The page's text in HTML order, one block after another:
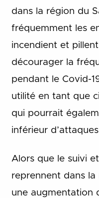
dans la région du
fréquemment les
incendient et
décourager la
pendant le Covid-
utilité en tant que
qui pourrait
inférieur
Alors que le suivi
reprennent dans la
une augmentation